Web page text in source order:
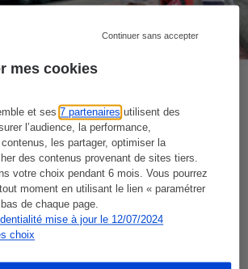
mes cookies
et ses7 partenaires utilisent des
l’audience, la performance,
les partager, optimiser la
des contenus provenant de sites tiers.
votre choix pendant 6 mois. Vous pourrez
moment en utilisant le lien « paramétrer
de chaque page.
mise à jour le 12/07/2024
choix
Continuer sans accepter
façon de voyager